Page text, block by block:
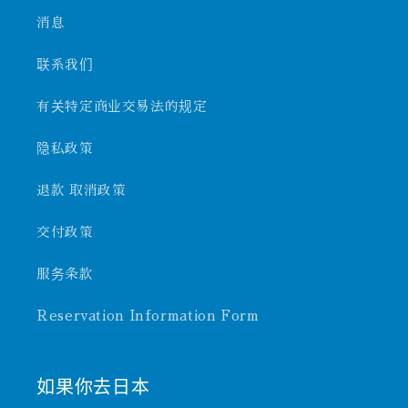
消息
联系我们
有关特定商业交易法的规定
隐私政策
退款 取消政策
交付政策
服务条款
Reservation Information Form
如果你去日本